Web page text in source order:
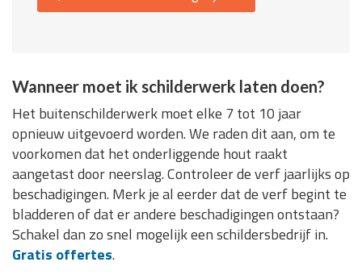
Wanneer moet ik schilderwerk laten doen?
Het buitenschilderwerk moet elke 7 tot 10 jaar
opnieuw uitgevoerd worden. We raden dit aan, om te
voorkomen dat het onderliggende hout raakt
aangetast door neerslag. Controleer de verf jaarlijks op
beschadigingen. Merk je al eerder dat de verf begint te
bladderen of dat er andere beschadigingen ontstaan?
Schakel dan zo snel mogelijk een schildersbedrijf in.
Gratis offertes.